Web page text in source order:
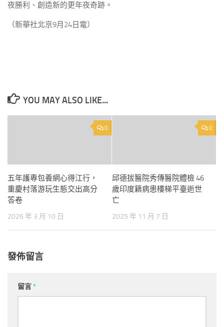
夜勝利、創造新的更年夜奇跡。
（新華社北京9月24日電）
YOU MAY ALSO LIKE...
0
五年護專包養網心得江行，
重慶村落游玩生態交出高分
答卷
2026 年 3 月 10 日
0
邱德拔醫院秀傳醫院體檢 46
歲印度籍病患樓梯平臺逝世
亡
2025 年 11 月 7 日
發佈留言
留言*